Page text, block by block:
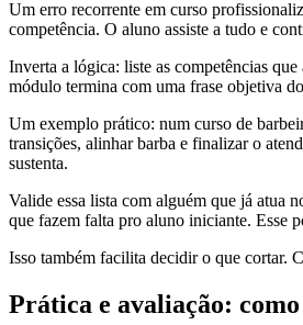
Um erro recorrente em curso
competência. O aluno assiste a tudo e
Inverta a lógica: liste as competências
módulo termina com uma frase objetiva
Um exemplo prático: num curso de
transições, alinhar barba e finalizar o
sustenta.
Valide essa lista com alguém que já atua
que fazem falta pro aluno iniciante. Esse
Isso também facilita decidir o que cortar.
Prática e avaliação: